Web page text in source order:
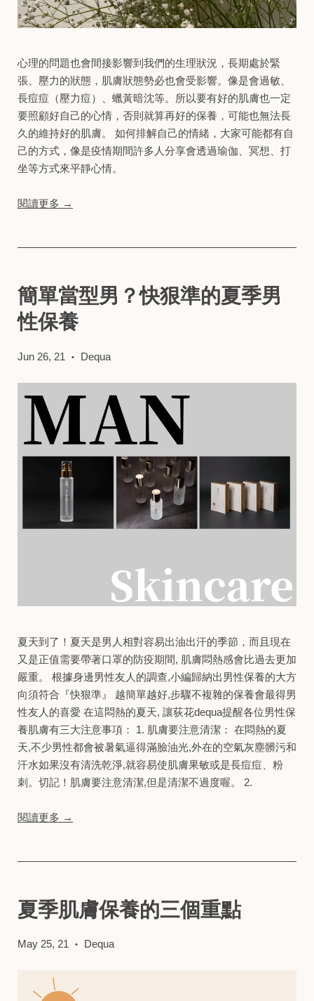
心理的問題也會間接影響到我們的生理狀況，長期處於緊
張、壓力的狀態，肌膚狀態勢必也會受影響。像是會過敏、
長痘痘（壓力痘）、蠟黃暗沈等。所以要有好的肌膚也一定
要照顧好自己的心情，否則就算再好的保養，可能也無法長
久的維持好的肌膚。 如何排解自己的情緒，大家可能都有自
己的方式，像是疫情期間許多人分享會透過瑜伽、冥想、打
坐等方式來平靜心情。
閱讀更多 →
簡單當型男？快狠準的夏季男
性保養
Jun 26, 21 • Dequa
夏天到了！夏天是男人相對容易出油出汗的季節，而且現在
又是正值需要帶著口罩的防疫期間, 肌膚悶熱感會比過去更加
嚴重。 根據身邊男性友人的調查,小編歸納出男性保養的大方
向須符合『快狠準』 越簡單越好,步驟不複雜的保養會最得男
性友人的喜愛 在這悶熱的夏天, 讓荻花dequa提醒各位男性保
養肌膚有三大注意事項： 1. 肌膚要注意清潔： 在悶熱的夏
天,不少男性都會被暑氣逼得滿臉油光,外在的空氣灰塵髒污和
汗水如果沒有清洗乾淨,就容易使肌膚果敏或是長痘痘、粉
刺。切記！肌膚要注意清潔,但是清潔不過度喔。 2.
閱讀更多 →
夏季肌膚保養的三個重點
May 25, 21 • Dequa